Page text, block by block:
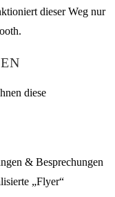
dieser Weg nur
diese
& Besprechungen
„Flyer“